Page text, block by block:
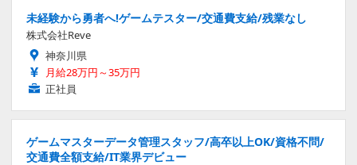
未経験から勇者へ!ゲームテスター/交通費支給/残業なし
株式会社Reve
神奈川県
月給28万円～35万円
正社員
ゲームマスターデータ管理スタッフ/高卒以上OK/資格不問/
交通費全額支給/IT業界デビュー